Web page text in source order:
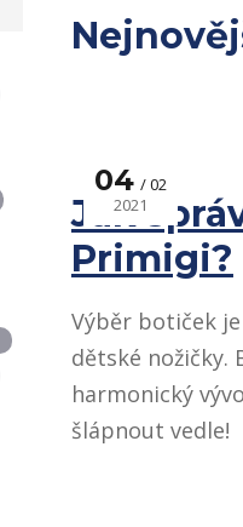
Jak
Primigi?
04
02
2021
Výběr botiček
dětské nožičky.
harmonický
šlápnout vedle!